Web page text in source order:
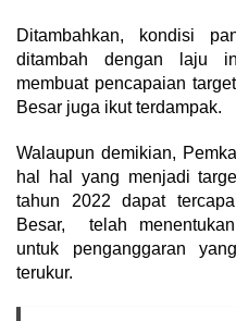
Ditambahkan, kondisi
ditambah dengan laju
membuat pencapaian
Besar juga ikut terdampak.
Walaupun demikian,
hal hal yang menjadi
tahun 2022 dapat
Besar, telah
untuk penganggaran
terukur.